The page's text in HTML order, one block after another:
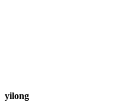
yilong